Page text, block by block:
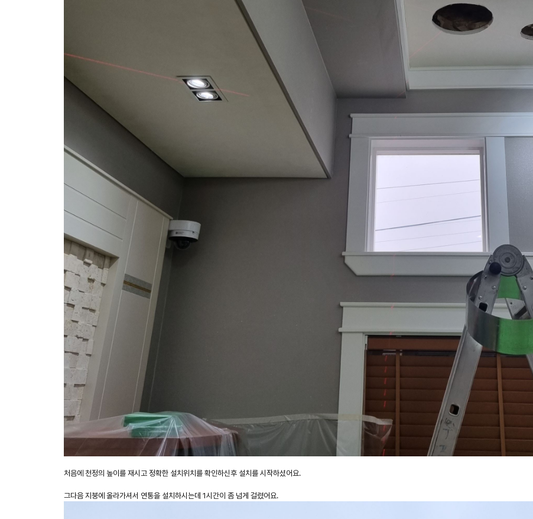
처음에 천정의 높이를 재시고 정확한 설치위치를 확인하신후 설치를 시작하셨어요.
그다음 지붕에 올라가셔서 연통을 설치하시는데 1시간이 좀 넘게 걸렸어요.